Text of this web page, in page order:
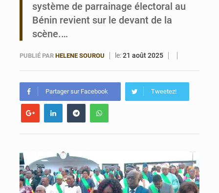
système de parrainage électoral au
Bénin revient sur le devant de la
scène.…
PUBLIÉ PAR HELENE SOUROU le:21 août 2025
Partager sur Facebook Tweetez!